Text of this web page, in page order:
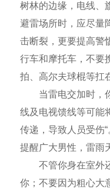
树林的边缘，电线、
避雷场所时，应尽量
击断裂，更要提高警
行车和摩托车，不要
拍、高尔夫球棍等扛
当雷电交加时，你
线及电视馈线等可能
传递，导致人员受伤
提醒广大男性，雷雨
不管你身在室外还
你；不要因为粗心大